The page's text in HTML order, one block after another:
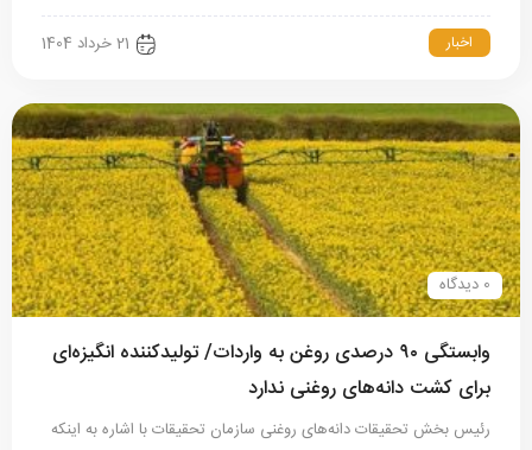
اخبار 21 خرداد 1404
0 دیدگاه
وابستگی ۹۰ درصدی روغن به واردات/ تولیدکننده انگیزه‌ای
برای کشت دانه‌های روغنی ندارد
رئیس بخش تحقیقات دانه‌های روغنی سازمان تحقیقات با اشاره به اینکه